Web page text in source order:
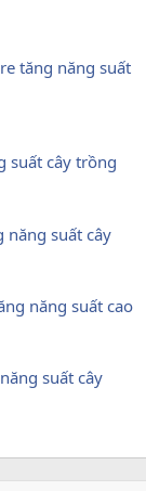
tăng năng suất
suất cây trồng
năng suất cây
năng suất cao
suất cây